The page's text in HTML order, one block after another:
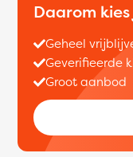
Daarom
Geheel
Geverifieerde
Groot aanbod